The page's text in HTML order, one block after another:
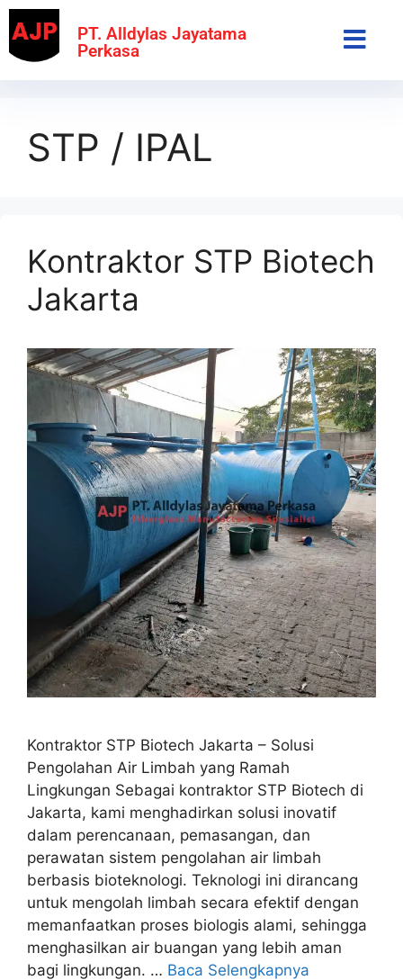
PT. Alldylas Jayatama
Perkasa
STP / IPAL
Kontraktor STP Biotech
Jakarta
Kontraktor STP Biotech Jakarta – Solusi
Pengolahan Air Limbah yang Ramah
Lingkungan Sebagai kontraktor STP Biotech di
Jakarta, kami menghadirkan solusi inovatif
dalam perencanaan, pemasangan, dan
perawatan sistem pengolahan air limbah
berbasis bioteknologi. Teknologi ini dirancang
untuk mengolah limbah secara efektif dengan
memanfaatkan proses biologis alami, sehingga
menghasilkan air buangan yang lebih aman
bagi lingkungan. … Baca Selengkapnya